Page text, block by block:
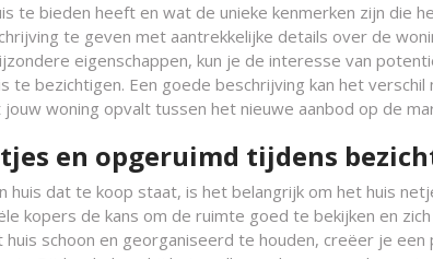
te bieden heeft en wat de unieke kenmerken zijn die
te geven met aantrekkelijke details over de
eigenschappen, kun je de interesse van
te bezichtigen. Een goede beschrijving kan het
woning opvalt tussen het nieuwe aanbod op de
en opgeruimd tijdens
huis dat te koop staat, is het belangrijk om het huis
kopers de kans om de ruimte goed te bekijken en
schoon en georganiseerd te houden, creëer je een